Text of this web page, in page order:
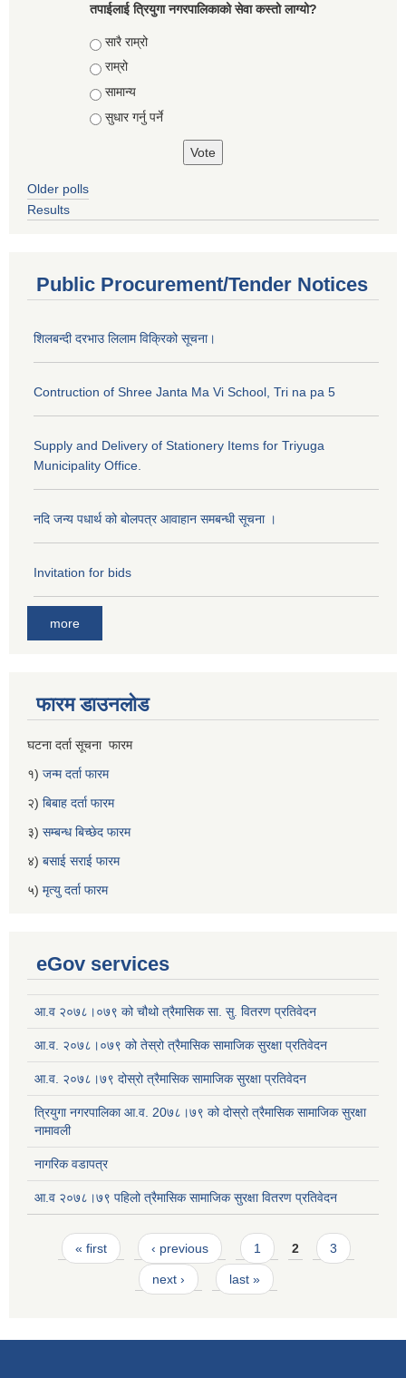
तपाईलाई त्रियुगा नगरपालिकाको सेवा कस्तो लाग्यो?
Choices
सारै राम्रो
राम्रो
सामान्य
सुधार गर्नु पर्ने
Older polls
Results
Public Procurement/Tender Notices
शिलबन्दी दरभाउ लिलाम विक्रिको सूचना।
Contruction of Shree Janta Ma Vi School, Tri na pa 5
Supply and Delivery of Stationery Items for Triyuga
Municipality Office.
नदि जन्य पधार्थ को बोलपत्र आवाहान समबन्धी सूचना ।
Invitation for bids
more
फारम डाउनलोड
घटना दर्ता सूचना फारम
१) जन्म दर्ता फारम
२) बिबाह दर्ता फारम
३) सम्बन्ध बिच्छेद फारम
४) बसाई सराई फारम
५) मृत्यु दर्ता फारम
eGov services
आ.व २०७८।०७९ को चौथो त्रैमासिक सा. सु. वितरण प्रतिवेदन
आ.व. २०७८।०७९ को तेस्रो त्रैमासिक सामाजिक सुरक्षा प्रतिवेदन
आ.व. २०७८।७९ दोस्रो त्रैमासिक सामाजिक सुरक्षा प्रतिवेदन
त्रियुगा नगरपालिका आ.व. 20७८।७९ को दोस्रो त्रैमासिक सामाजिक सुरक्षा
नामावली
नागरिक वडापत्र
आ.व २०७८।७९ पहिलो त्रैमासिक सामाजिक सुरक्षा वितरण प्रतिवेदन
Pages
« first ‹ previous 1 2 3
next › last »